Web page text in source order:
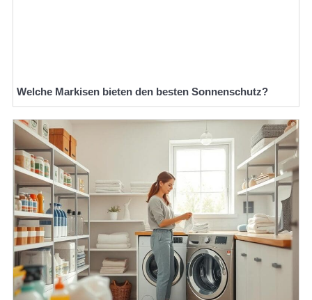
Welche Markisen bieten den besten Sonnenschutz?